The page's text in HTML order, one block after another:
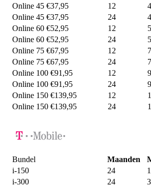
Online 45 €37,95
12
Online 45 €37,95
24
Online 60 €52,95
12
Online 60 €52,95
24
Online 75 €67,95
12
Online 75 €67,95
24
Online 100 €91,95
12
Online 100 €91,95
24
Online 150 €139,95
12
Online 150 €139,95
24
Bundel Maanden
i-150
24
i-300
24